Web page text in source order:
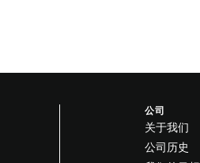
公司
关于我们
公司历史